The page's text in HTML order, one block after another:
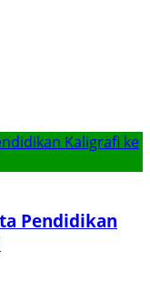
Pendidikan